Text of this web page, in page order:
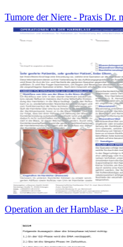
Tumore der Niere - Praxis Dr.
Operation an der Harnblase -